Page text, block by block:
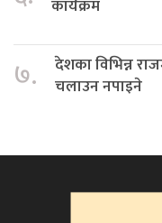
कार्यक्रम
७.
देशका विभिन्न
चलाउन नपाइने